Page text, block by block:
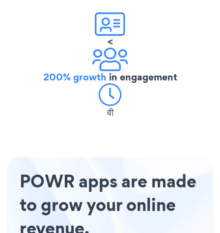
<
200% growth in engagement
वी
POWR apps are made
to grow your online
revenue.